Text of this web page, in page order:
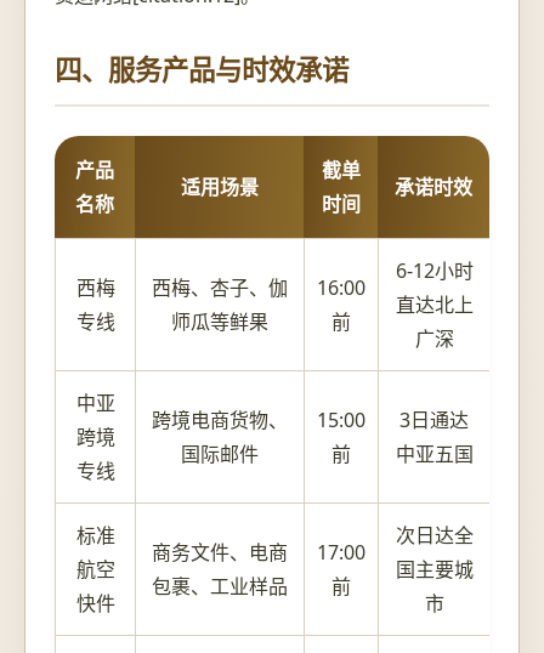
四、服务产品与时效承诺
产品
名称
适用场景
截单
时间
承诺时效
西梅
专线
西梅、杏子、伽
师瓜等鲜果
16:00
前
6-12小时
直达北上
广深
中亚
跨境
专线
跨境电商货物、
国际邮件
15:00
前
3日通达
中亚五国
标准
航空
快件
商务文件、电商
包裹、工业样品
17:00
前
次日达全
国主要城
市